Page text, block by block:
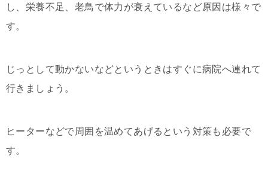
し、栄養不足、老鳥で体力が衰えているなど原因は様々で
す。
じっとして動かないなどというときはすぐに病院へ連れて
行きましょう。
ヒーターなどで周囲を温めてあげるという対策も必要で
す。